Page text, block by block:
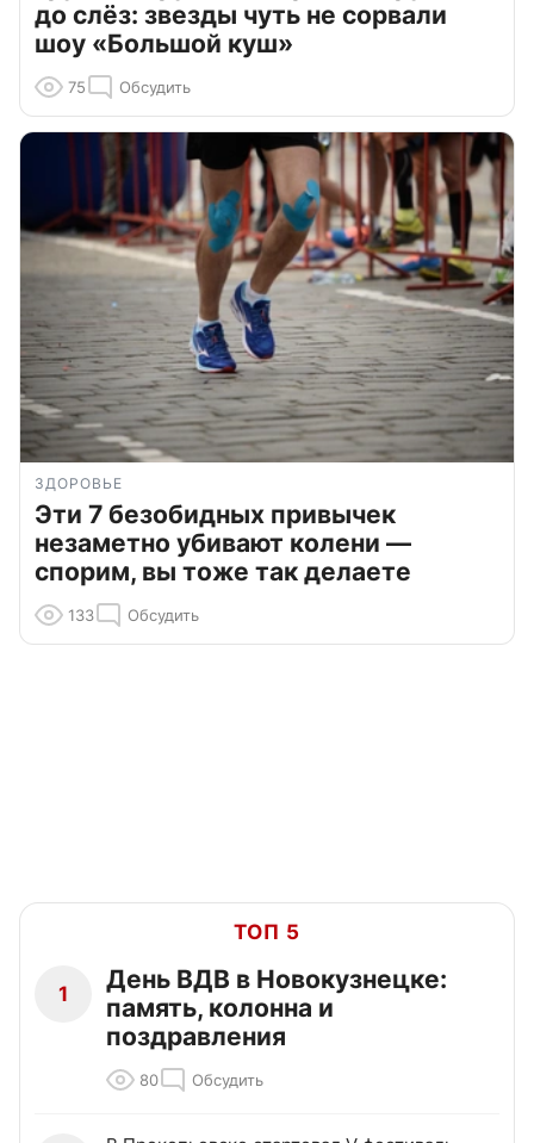
до слёз: звезды чуть не сорвали
шоу «Большой куш»
75 Обсудить
ЗДОРОВЬЕ
Эти 7 безобидных привычек
незаметно убивают колени —
спорим, вы тоже так делаете
133 Обсудить
ТОП 5
1
День ВДВ в Новокузнецке:
память, колонна и
поздравления
80 Обсудить